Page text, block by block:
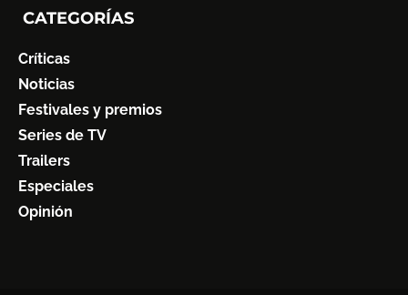
CATEGORÍAS
Críticas
Noticias
Festivales y premios
Series de TV
Trailers
Especiales
Opinión